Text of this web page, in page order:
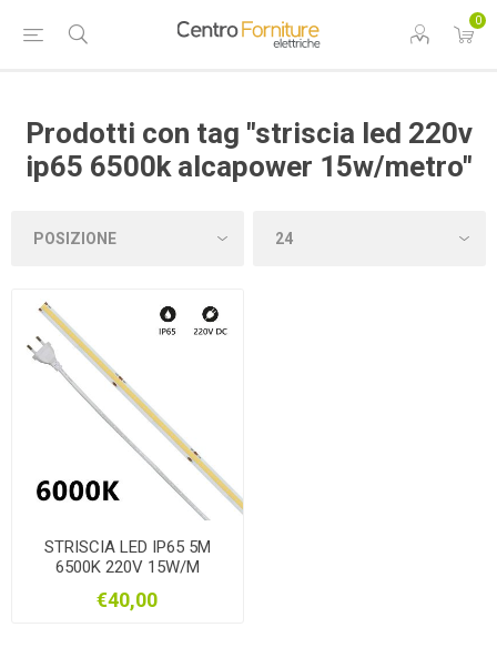
0
Prodotti con tag "striscia led 220v
ip65 6500k alcapower 15w/metro"
STRISCIA LED IP65 5M
6500K 220V 15W/M
€40,00